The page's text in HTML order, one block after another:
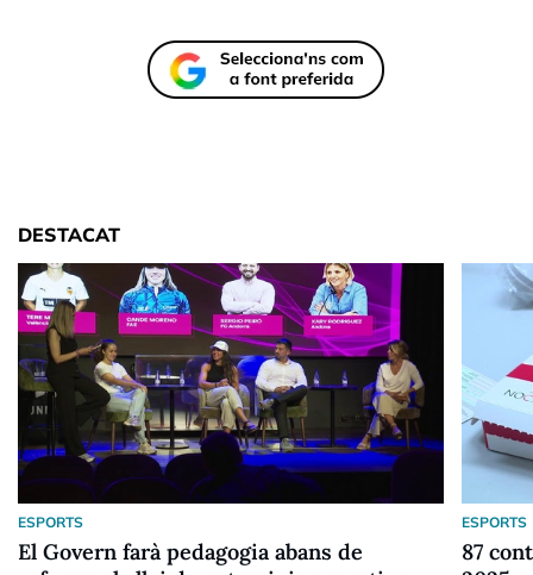
DESTACAT
ESPORTS
El Govern farà pedagogia abans de
ESPORTS
87